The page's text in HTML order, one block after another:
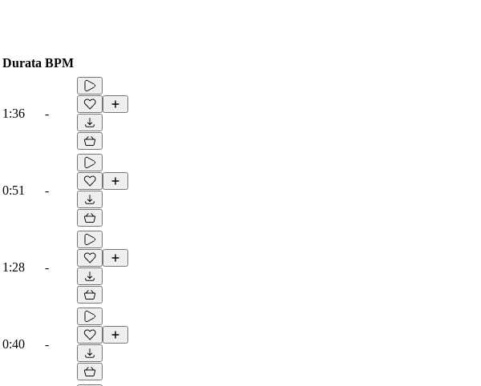
Durata BPM
1:36 -
0:51 -
1:28 -
0:40 -